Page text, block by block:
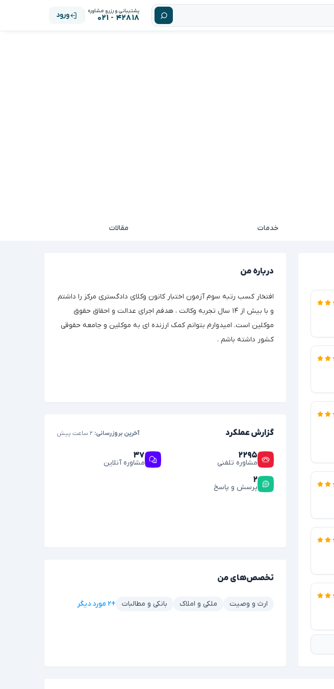
پشتیبانی و رزرو مشاوره
۴۲۸۱۸ - ۰۲۱ ورود
خدمات مقالات
درباره من
افتخار کسب رتبه سوم آزمون اختبار کانون وکلای دادگستری مرکز را داشتم
و با بیش از ۱۴ سال تجربه وکالت ، هدفم اجرای عدالت و احقاق حقوق
موکلین است. امیدوارم بتوانم کمک ارزنده ای به موکلین و جامعه حقوقی
کشور داشته باشم .
گزارش عملکرد آخرین بروزرسانی:
۲۲۹۵
مشاوره تلفنی
۳۷
مشاوره آنلاین
۲
پرسش و پاسخ
تخصص‌های من
ارث و وصیت ملکی و املاک بانکی و مطالبات +۲ مورد دیگر